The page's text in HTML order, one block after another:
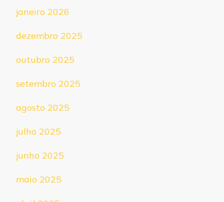
janeiro 2026
dezembro 2025
outubro 2025
setembro 2025
agosto 2025
julho 2025
junho 2025
maio 2025